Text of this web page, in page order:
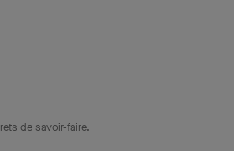
de savoir-faire.